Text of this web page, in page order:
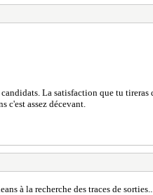
La satisfaction que tu tireras
c'est assez décevant.
à la recherche des traces de sorties...